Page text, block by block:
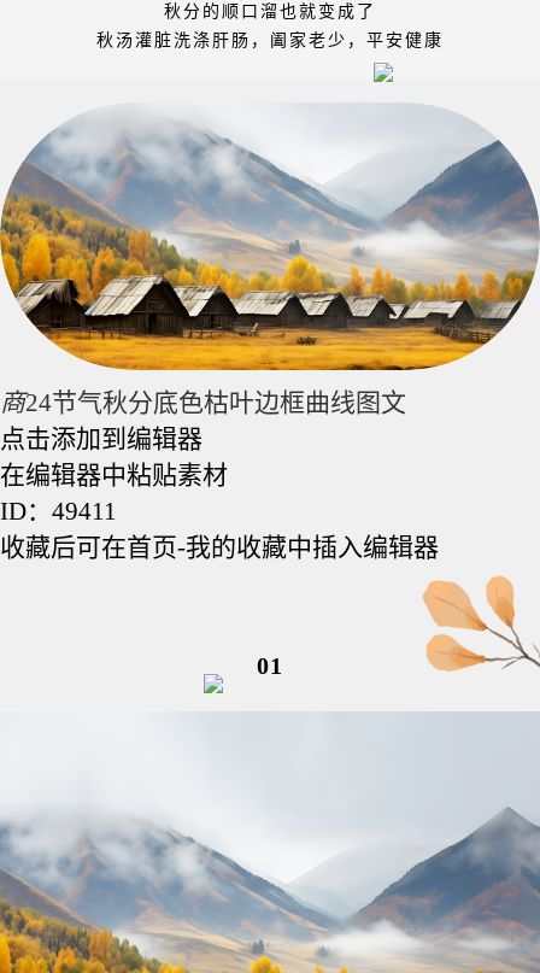
秋分的顺口溜也就变成了
秋汤灌脏洗涤肝肠，阖家老少，平安健康
商24节气秋分底色枯叶边框曲线图文
点击添加到编辑器
在编辑器中粘贴素材
ID：49411
收藏后可在首页-我的收藏中插入编辑器
01